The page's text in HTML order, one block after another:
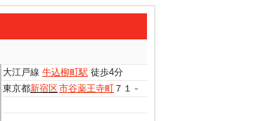
大江戸線 牛込柳町駅 徒歩4分
東京都新宿区市谷薬王寺町 ７１－８